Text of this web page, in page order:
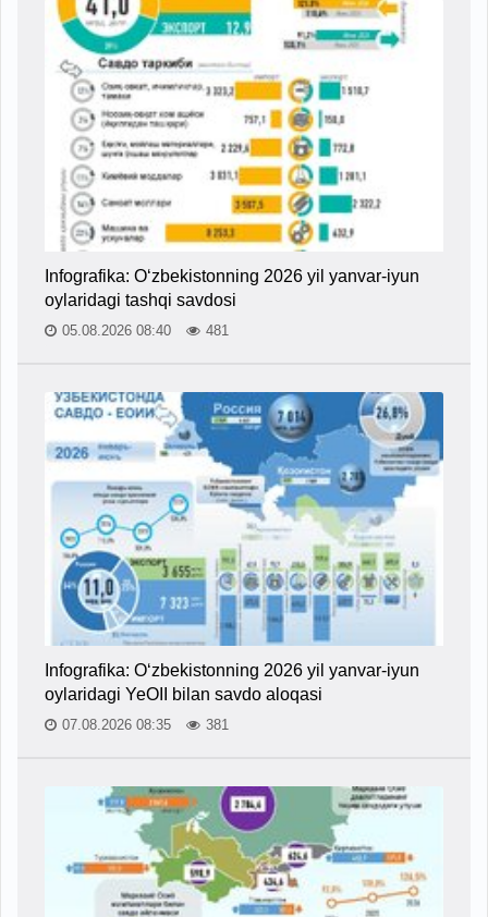
Infografika: O‘zbekistonning 2026 yil yanvar-iyun
oylaridagi tashqi savdosi
05.08.2026 08:40 481
Infografika: O‘zbekistonning 2026 yil yanvar-iyun
oylaridagi YeOII bilan savdo aloqasi
07.08.2026 08:35 381